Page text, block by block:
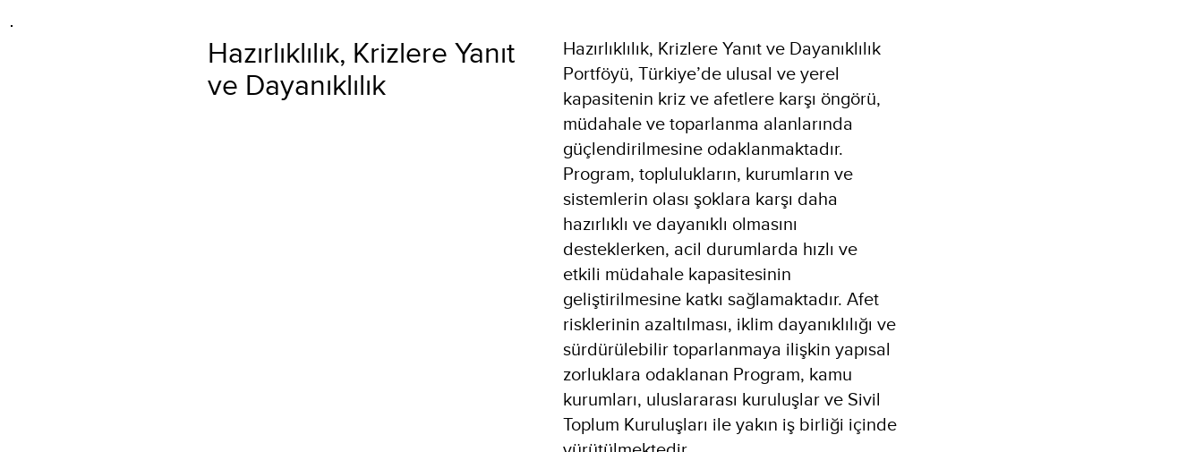
Hazırlıklılık, Krizlere Yanıt
ve Dayanıklılık
Hazırlıklılık, Krizlere Yanıt ve Dayanıklılık
Portföyü, Türkiye’de ulusal ve yerel
kapasitenin kriz ve afetlere karşı öngörü,
müdahale ve toparlanma alanlarında
güçlendirilmesine odaklanmaktadır.
Program, toplulukların, kurumların ve
sistemlerin olası şoklara karşı daha
hazırlıklı ve dayanıklı olmasını
desteklerken, acil durumlarda hızlı ve
etkili müdahale kapasitesinin
geliştirilmesine katkı sağlamaktadır. Afet
risklerinin azaltılması, iklim dayanıklılığı ve
sürdürülebilir toparlanmaya ilişkin yapısal
zorluklara odaklanan Program, kamu
kurumları, uluslararası kuruluşlar ve Sivil
Toplum Kuruluşları ile yakın iş birliği içinde